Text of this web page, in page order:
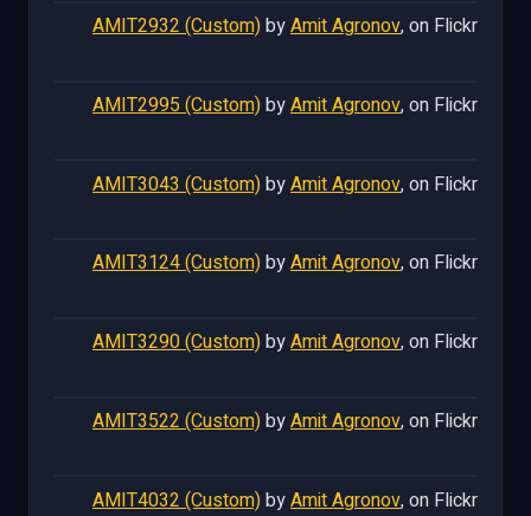
AMIT2932 (Custom)byAmit Agronov, on Flickr
AMIT2995 (Custom)byAmit Agronov, on Flickr
AMIT3043 (Custom)byAmit Agronov, on Flickr
AMIT3124 (Custom)byAmit Agronov, on Flickr
AMIT3290 (Custom)byAmit Agronov, on Flickr
AMIT3522 (Custom)byAmit Agronov, on Flickr
AMIT4032 (Custom)byAmit Agronov, on Flickr